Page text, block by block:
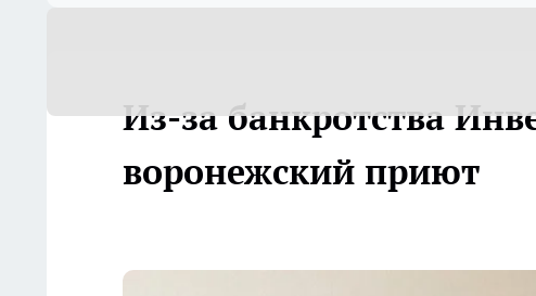
Из-за банкротства
воронежский приют